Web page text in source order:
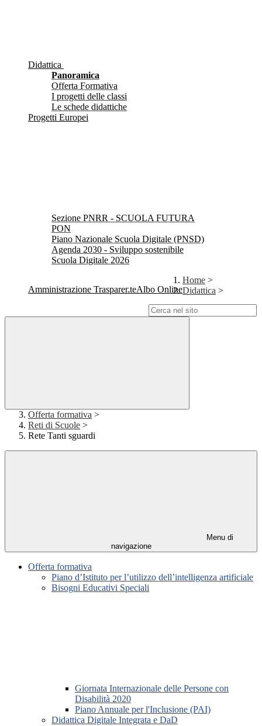
Didattica
Panoramica
Offerta Formativa
I progetti delle classi
Le schede didattiche
Progetti Europei
Sezione PNRR - SCUOLA FUTURA
PON
Piano Nazionale Scuola Digitale (PNSD)
Agenda 2030 - Sviluppo sostenibile
Scuola Digitale 2026
Amministrazione TrasparenteAlbo Online
Home >
Didattica >
Offerta formativa >
Reti di Scuole >
Rete Tanti sguardi
Menu di
navigazione
Offerta formativa
Piano d’Istituto per l’utilizzo dell’intelligenza artificiale
Bisogni Educativi Speciali
Giornata Internazionale delle Persone con
Disabilità 2020
Piano Annuale per l'Inclusione (PAI)
Didattica Digitale Integrata e DaD